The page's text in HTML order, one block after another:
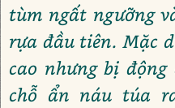
tùm ngất ngưỡng
rựa đầu tiên. Mặc
cao nhưng bị
chỗ ẩn náu túa